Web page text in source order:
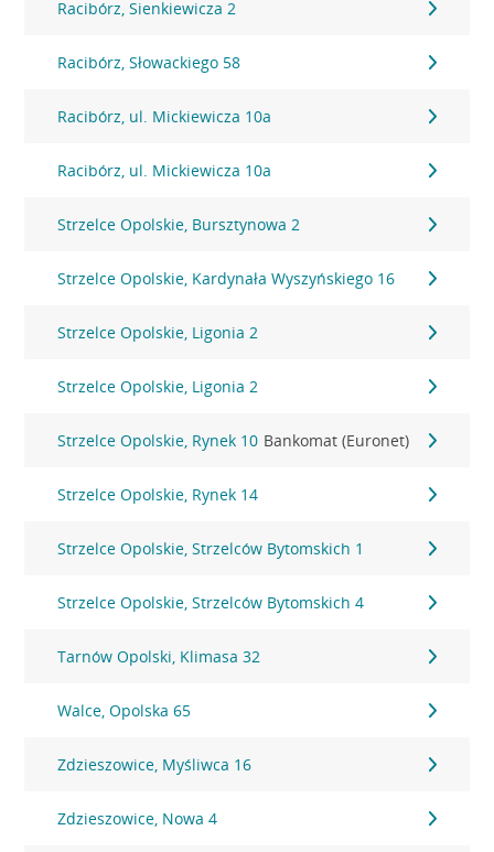
Racibórz, Sienkiewicza 2
Racibórz, Słowackiego 58
Racibórz, ul. Mickiewicza 10a
Racibórz, ul. Mickiewicza 10a
Strzelce Opolskie, Bursztynowa 2
Strzelce Opolskie, Kardynała Wyszyńskiego 16
Strzelce Opolskie, Ligonia 2
Strzelce Opolskie, Ligonia 2
Strzelce Opolskie, Rynek 10 Bankomat (Euronet)
Strzelce Opolskie, Rynek 14
Strzelce Opolskie, Strzelców Bytomskich 1
Strzelce Opolskie, Strzelców Bytomskich 4
Tarnów Opolski, Klimasa 32
Walce, Opolska 65
Zdzieszowice, Myśliwca 16
Zdzieszowice, Nowa 4